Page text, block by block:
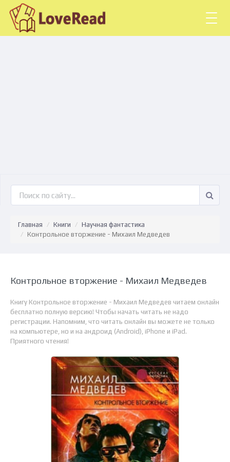
Главная Книги
Научная фантастика
Контрольное вторжение - Михаил Медведев
Контрольное вторжение - Михаил Медведев
Книгу Контрольное вторжение - Михаил Медведев читаем онлайн
бесплатно полную версию! Чтобы начать читать не надо
регистрации. Напомним, что читать онлайн вы можете не только
на компьютере, но и на андроид (Android), iPhone и iPad.
Приятного чтения!